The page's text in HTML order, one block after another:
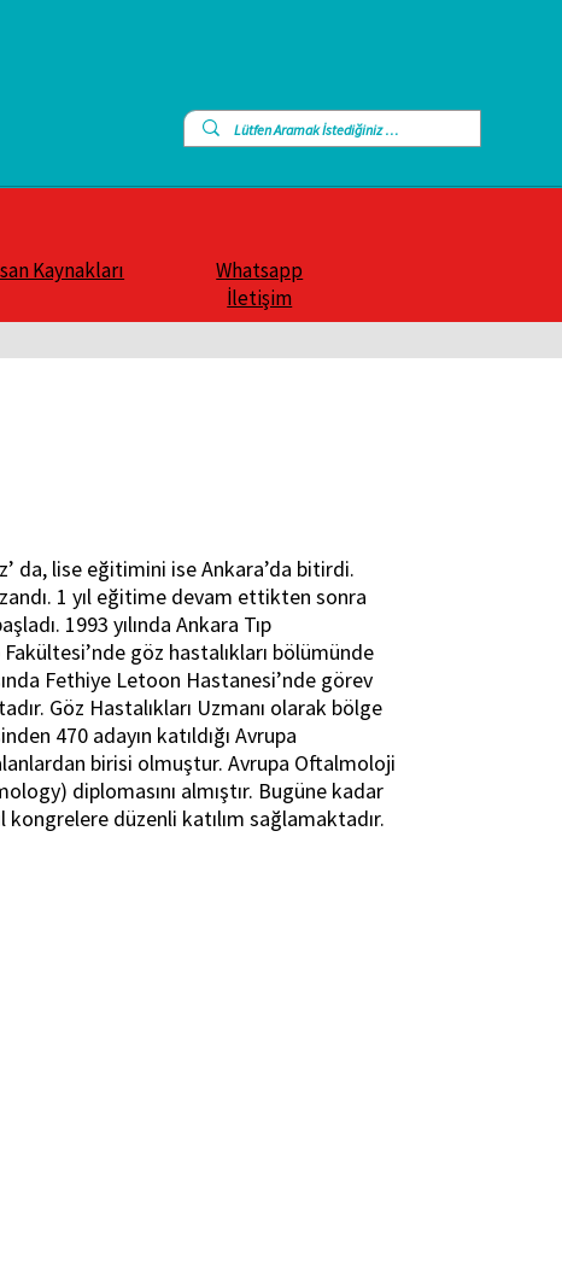
Kaynakları
Whatsapp
İletişim
da, lise eğitimini ise Ankara’da bitirdi.
1 yıl eğitime devam ettikten sonra
1993 yılında Ankara Tıp
göz hastalıkları bölümünde
Fethiye Letoon Hastanesi’nde görev
Göz Hastalıkları Uzmanı olarak bölge
470 adayın katıldığı Avrupa
birisi olmuştur. Avrupa Oftalmoloji
diplomasını almıştır. Bugüne kadar
kongrelere düzenli katılım sağlamaktadır.